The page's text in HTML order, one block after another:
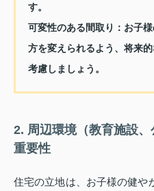
す。
可変性のある間取り： お子
方を変えられるよう、将来
考慮しましょう。
2. 周辺環境（教育施設
重要性
住宅の立地は、お子様の健や